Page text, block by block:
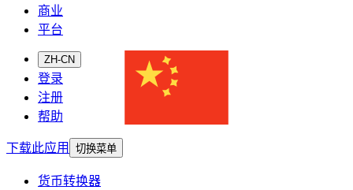
商业
平台
ZH-CN
登录
注册
帮助
下载此应用
切换菜单
货币转换器